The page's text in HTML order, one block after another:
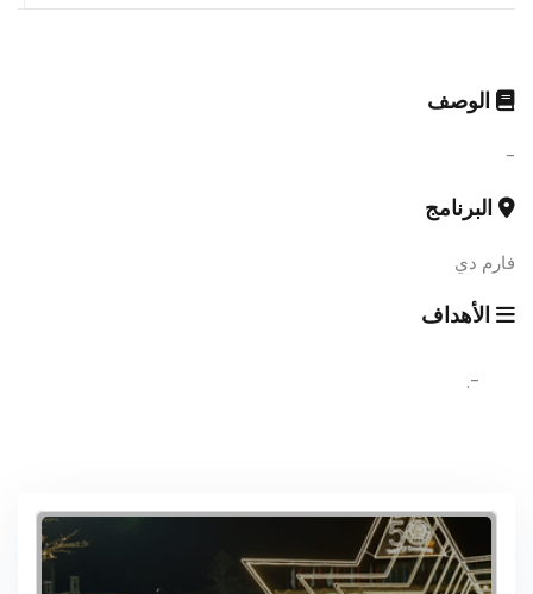
الوصف
-
البرنامج
فارم دي
الأهداف
-.